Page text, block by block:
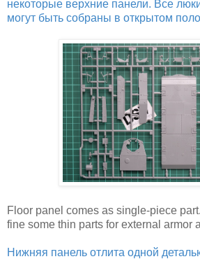
некоторые верхние панели. Все
могут быть собраны в открытом
Floor panel comes as single-piece
fine some thin parts for external armor
Нижняя панель отлита одной